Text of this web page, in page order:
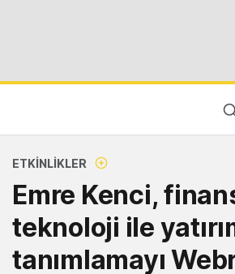
ETKINLIKLER
Emre Kenci,
teknoloji ile
tanımlamayı